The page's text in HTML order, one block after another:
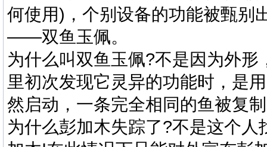
何使用)，个别设备的功能被甄别
——双鱼玉佩。
为什么叫双鱼玉佩?不是因为外
里初次发现它灵异的功能时，是
然启动，一条完全相同的鱼被复
为什么彭加木失踪了?不是这个